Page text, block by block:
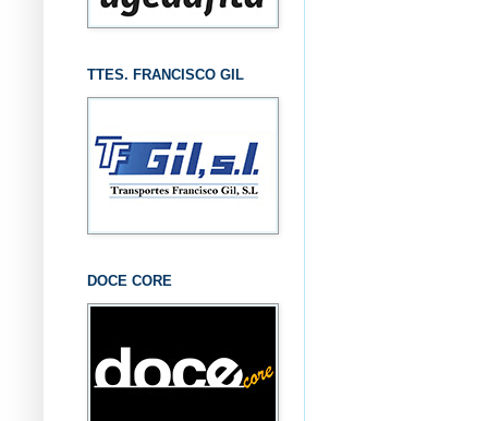
TTES. FRANCISCO GIL
DOCE CORE